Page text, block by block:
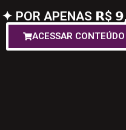
✦ POR APENAS 𝗥$
ACESSAR CONTEÚDO